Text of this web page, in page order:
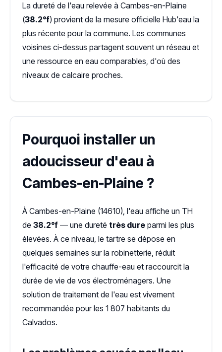
La dureté de l'eau relevée à Cambes-en-Plaine
(38.2°f) provient de la mesure officielle Hub'eau la
plus récente pour la commune. Les communes
voisines ci-dessus partagent souvent un réseau et
une ressource en eau comparables, d'où des
niveaux de calcaire proches.
Pourquoi installer un
adoucisseur d'eau à
Cambes-en-Plaine ?
À Cambes-en-Plaine (14610), l'eau affiche un TH
de 38.2°f — une dureté très dure parmi les plus
élevées. À ce niveau, le tartre se dépose en
quelques semaines sur la robinetterie, réduit
l'efficacité de votre chauffe-eau et raccourcit la
durée de vie de vos électroménagers. Une
solution de traitement de l'eau est vivement
recommandée pour les 1 807 habitants du
Calvados.